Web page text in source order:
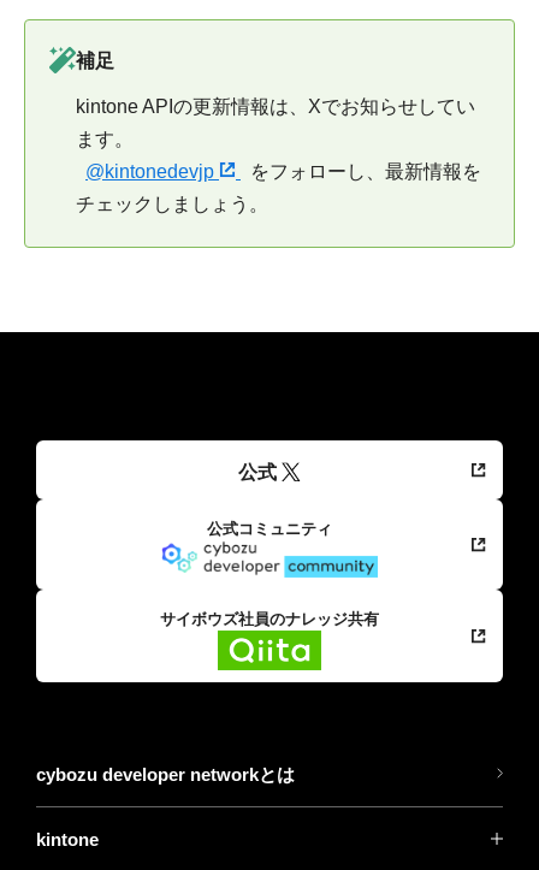
補足
kintone APIの更新情報は、Xでお知らせしてい
ます。
@kintonedevjp
をフォローし、最新情報を
チェックしましょう。
公式
公式コミュニティ
サイボウズ社員のナレッジ共有
cybozu developer networkとは
kintone